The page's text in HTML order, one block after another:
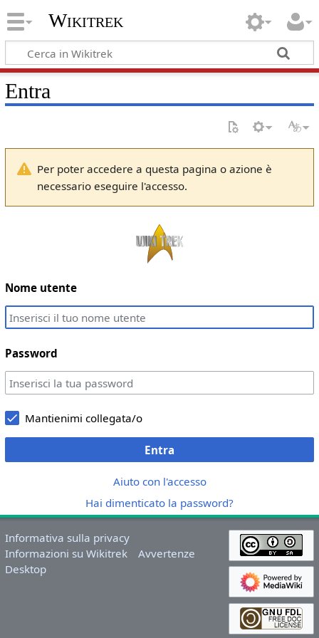
Wikitrek
Entra
Per poter accedere a questa pagina o azione è
necessario eseguire l'accesso.
Nome utente
Password
Mantienimi collegata/o
Entra
Aiuto con l'accesso
Hai dimenticato la password?
Informativa sulla privacy
Informazioni su Wikitrek
Avvertenze
Desktop